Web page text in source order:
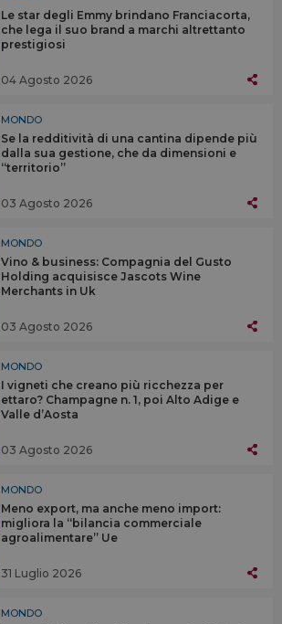
Le star degli Emmy brindano Franciacorta,
che lega il suo brand a marchi altrettanto
prestigiosi
04 Agosto 2026
MONDO
Se la redditività di una cantina dipende più
dalla sua gestione, che da dimensioni e
“territorio”
03 Agosto 2026
MONDO
Vino & business: Compagnia del Gusto
Holding acquisisce Jascots Wine
Merchants in Uk
03 Agosto 2026
MONDO
I vigneti che creano più ricchezza per
ettaro? Champagne n. 1, poi Alto Adige e
Valle d’Aosta
03 Agosto 2026
MONDO
Meno export, ma anche meno import:
migliora la “bilancia commerciale
agroalimentare” Ue
31 Luglio 2026
MONDO